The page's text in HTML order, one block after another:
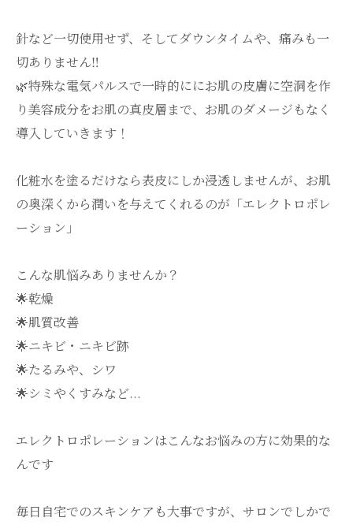
針など一切使用せず、そしてダウンタイムや、痛みも一
切ありません‼️
🌿‬特殊な電気パルスで一時的ににお肌の皮膚に空洞を作
り美容成分をお肌の真皮層まで、お肌のダメージもなく
導入していきます！
化粧水を塗るだけなら表皮にしか浸透しませんが、お肌
の奥深くから潤いを与えてくれるのが「エレクトロポレ
ーション」
こんな肌悩みありませんか？
🌟乾燥
🌟肌質改善
🌟ニキビ・ニキビ跡
🌟たるみや、シワ
🌟シミやくすみなど...
エレクトロポレーションはこんなお悩みの方に効果的な
んです
毎日自宅でのスキンケアも大事ですが、サロンでしかで